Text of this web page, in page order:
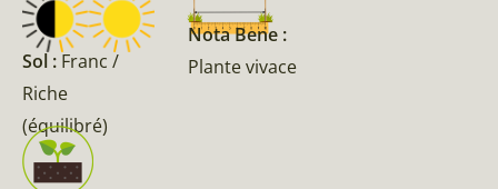
Sol : Franc /
Riche
(équilibré)
Nota Bene :
Plante vivace